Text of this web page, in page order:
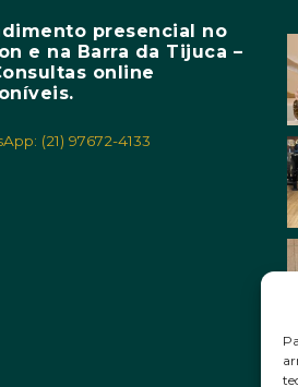
presencial no
e na Barra da Tijuca –
online
(21) 97672-4133